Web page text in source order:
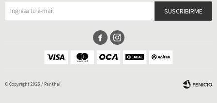
SUSCRIBIRME
 
© Copyright 2026 / Panthai